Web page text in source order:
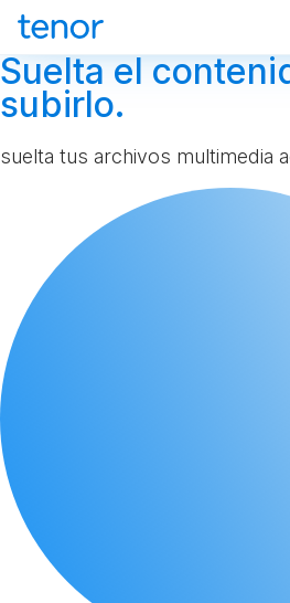
Suelta el
subirlo.
suelta tus archivos multimedia